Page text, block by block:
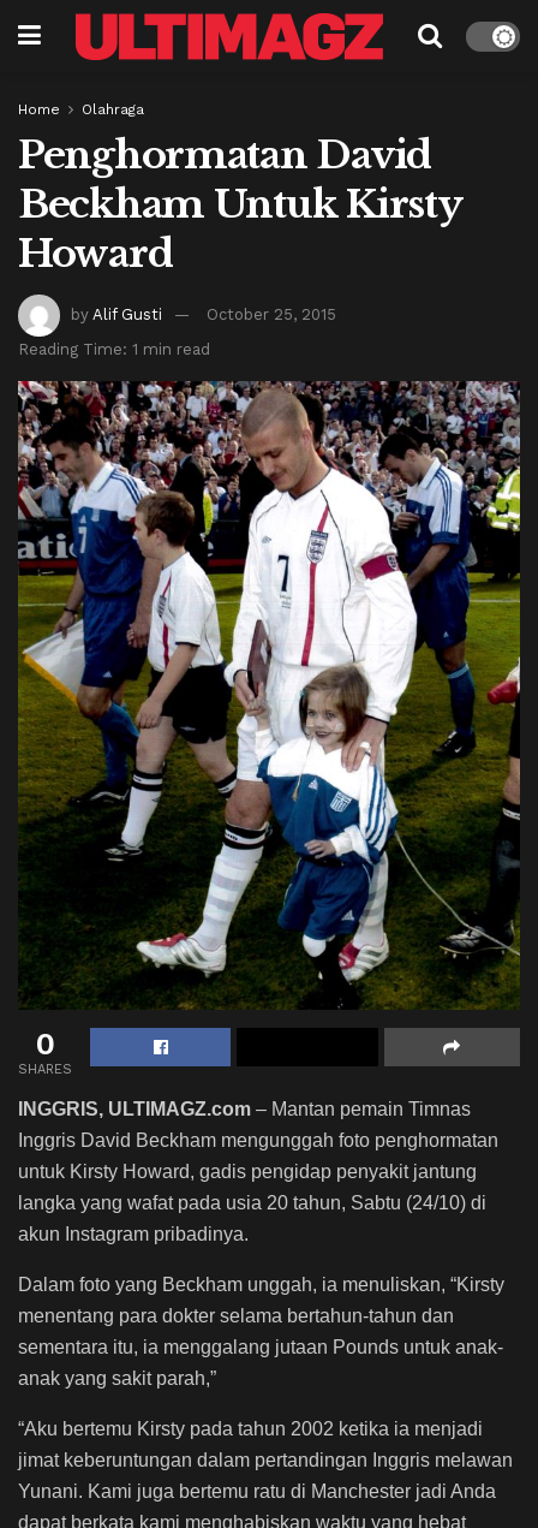
Home Olahraga
Penghormatan David
Beckham Untuk Kirsty
Howard
by Alif Gusti
October 25, 2015
Reading Time: 1 min read
0
SHARES
INGGRIS, ULTIMAGZ.com – Mantan pemain Timnas
Inggris David Beckham mengunggah foto penghormatan
untuk Kirsty Howard, gadis pengidap penyakit jantung
langka yang wafat pada usia 20 tahun, Sabtu (24/10) di
akun Instagram pribadinya.
Dalam foto yang Beckham unggah, ia menuliskan, “Kirsty
menentang para dokter selama bertahun-tahun dan
sementara itu, ia menggalang jutaan Pounds untuk anak-
anak yang sakit parah,”
“Aku bertemu Kirsty pada tahun 2002 ketika ia menjadi
jimat keberuntungan dalam pertandingan Inggris melawan
Yunani. Kami juga bertemu ratu di Manchester jadi Anda
dapat berkata kami menghabiskan waktu yang hebat